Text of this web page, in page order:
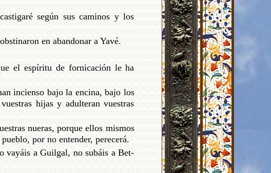
según sus caminos y los
en abandonar a Yavé.
el espíritu de fornicación le ha
incienso bajo la encina, bajo los
hijas y adulteran vuestras
nueras, porque ellos mismos
por no entender, perecerá.
vayáis a Guilgal, no subáis a Bet-